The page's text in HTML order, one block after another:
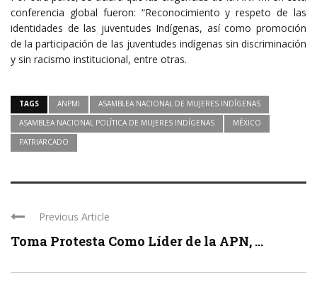
conferencia global fueron: “Reconocimiento y respeto de las
identidades de las juventudes Indígenas, así como promoción
de la participación de las juventudes indígenas sin discriminación
y sin racismo institucional, entre otras.
TAGS ANPMI
ASAMBLEA NACIONAL DE MUJERES INDÍGENAS
ASAMBLEA NACIONAL POLÍTICA DE MUJERES INDÍGENAS
MÉXICO
PATRIARCADO
Previous Article
Toma Protesta Como Líder de la APN, ...